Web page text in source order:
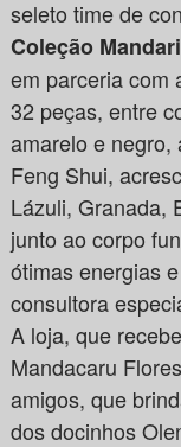
seleto time de
Coleção
em parceria com
32 peças, entre
amarelo e negro,
Feng Shui,
Lázuli, Granada,
junto ao corpo
ótimas energias
consultora
A loja, que
Mandacaru
amigos, que
dos docinhos